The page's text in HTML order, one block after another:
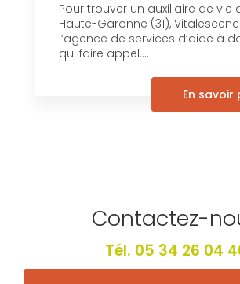
Pour trouver un auxiliaire de vie
Haute-Garonne (31),
l’agence de services d’aide à
qui faire appel....
En savoir
Contactez-
Tél. 05 34 26 04